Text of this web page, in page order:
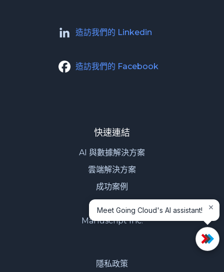
造訪我們的 Linkedin
造訪我們的 Facebook
快速連結
AI 與數據解決方案
雲端解決方案
成功案例
Manuscript Inc.
隱私政策
Meet Going Cloud's AI assistant! ×